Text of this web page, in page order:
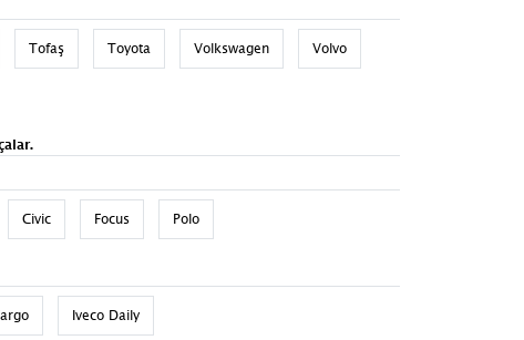
Tofaş Toyota Volkswagen Volvo
Civic Focus Polo
Iveco Daily